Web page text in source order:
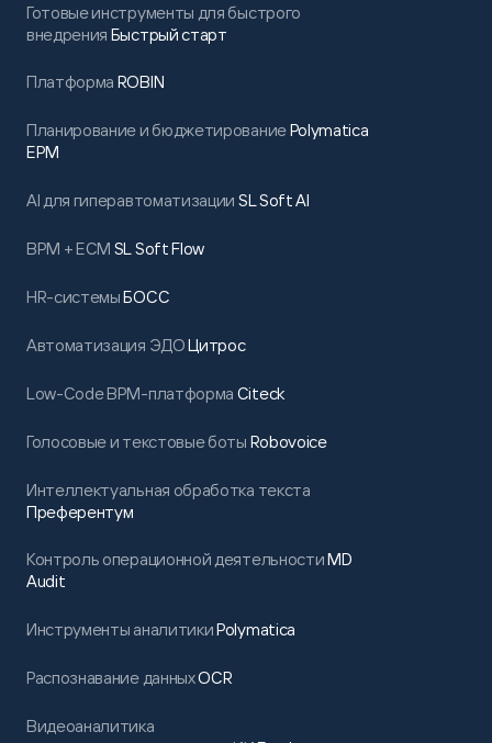
Готовые инструменты для быстрого
внедрения Быстрый старт
Платформа ROBIN
Планирование и бюджетированиеPolymatica
EPM
AI для гиперавтоматизации SL Soft AI
BPM + ECM SL Soft Flow
HR-системыБОСС
Автоматизация ЭДОЦитрос
Low-Code BPM-платформа Citeck
Голосовые и текстовые боты Robovoice
Интеллектуальная обработка текста
Преферентум
Контроль операционной деятельностиMD
Audit
Инструменты аналитикиPolymatica
Распознавание данныхOCR
Видеоаналитика